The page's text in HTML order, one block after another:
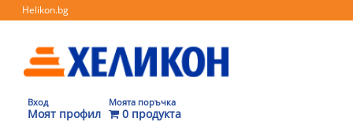
Helikon.bg
Вход
Моят профил
Моята поръчка
0 продукта